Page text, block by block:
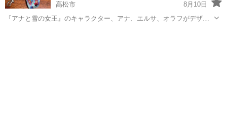
高松市
8月10日
『アナと雪の女王』のキャラクター、アナ、エルサ、オラフがデザイ